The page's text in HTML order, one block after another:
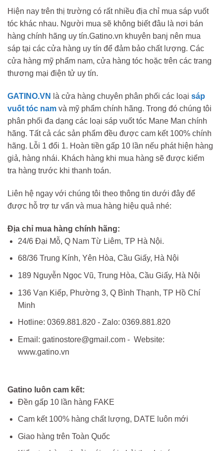
Hiện nay trên thị trường có rất nhiều địa chỉ mua sáp vuốt
tóc khác nhau. Người mua sẽ không biết đâu là nơi bán
hàng chính hãng uy tín.Gatino.vn khuyên banj nên mua
sáp tại các cửa hàng uy tín để đảm bảo chất lượng. Các
cửa hàng mỹ phẩm nam, cửa hàng tóc hoặc trên các trang
thương mại điện tử uy tín.
GATINO.VN là cửa hàng chuyên phân phối các loại sáp
vuốt tóc nam và mỹ phẩm chính hãng. Trong đó chúng tôi
phân phối đa dạng các loại sáp vuốt tóc Mane Man chính
hãng. Tất cả các sản phẩm đều được cam kết 100% chính
hãng. Lỗi 1 đổi 1. Hoàn tiền gấp 10 lần nếu phát hiện hàng
giả, hàng nhái. Khách hàng khi mua hàng sẽ được kiểm
tra hàng trước khi thanh toán.
Liên hệ ngay với chúng tôi theo thông tin dưới đây để
được hỗ trợ tư vấn và mua hàng hiệu quả nhé:
Địa chỉ mua hàng chính hãng:
24/6 Đại Mỗ, Q Nam Từ Liêm, TP Hà Nội.
68/36 Trung Kính, Yên Hòa, Cầu Giấy, Hà Nội
189 Nguyễn Ngọc Vũ, Trung Hòa, Cầu Giấy, Hà Nội
136 Vạn Kiếp, Phường 3, Q Bình Thạnh, TP Hồ Chí
Minh
Hotline: 0369.881.820 - Zalo: 0369.881.820
Email: gatinostore@gmail.com - Website:
www.gatino.vn
Gatino luôn cam kết:
Đền gấp 10 lần hàng FAKE
Cam kết 100% hàng chất lượng, DATE luôn mới
Giao hàng trên Toàn Quốc